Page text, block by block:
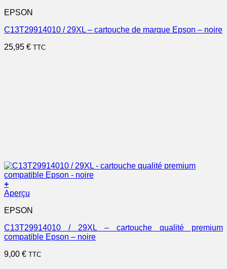
EPSON
C13T29914010 / 29XL – cartouche de marque Epson – noire
25,95 € TTC
+
Aperçu
EPSON
C13T29914010 / 29XL – cartouche qualité premium
compatible Epson – noire
9,00 € TTC